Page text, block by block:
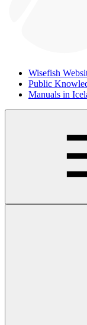
Wisefish
Public
Manuals in